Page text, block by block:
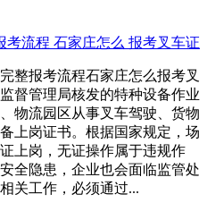
考流程 石家庄怎么 报考叉车证
整报考流程石家庄怎么报考叉
督管理局核发的特种设备作业
物流园区从事叉车驾驶、货物
上岗证书。根据国家规定，场
上岗，无证操作属于违规作
全隐患，企业也会面临监管处
关工作，必须通过...